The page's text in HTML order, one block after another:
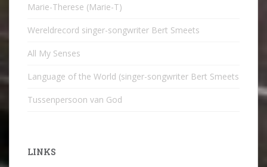
Marie-Therese (Marie-T)
Wereldrecord singer-songwriter Bert Smeets
All My Senses
Language of the World (singer-songwriter Bert Smeets
Tussenpersoon van God
LINKS